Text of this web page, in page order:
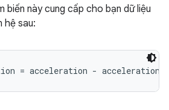
biến này cung cấp cho bạn dữ liệu
hệ sau: